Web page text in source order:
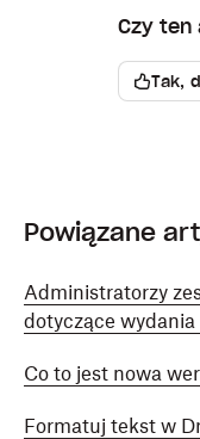
Czy ten
Tak,
Powiązane
Administratorzy
dotyczące
Co to jest nowa
Formatuj tekst w